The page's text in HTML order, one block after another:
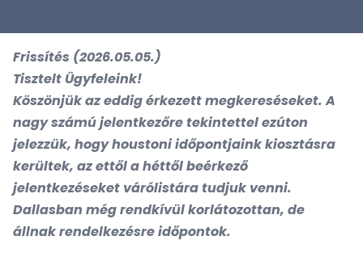
Frissítés (2026.05.05.)
Tisztelt Ügyfeleink!
Köszönjük az eddig érkezett megkereséseket. A
nagy számú jelentkezőre tekintettel ezúton
jelezzük, hogy houstoni időpontjaink kiosztásra
kerültek, az ettől a héttől beérkező
jelentkezéseket várólistára tudjuk venni.
Dallasban még rendkívül korlátozottan, de
állnak rendelkezésre időpontok.